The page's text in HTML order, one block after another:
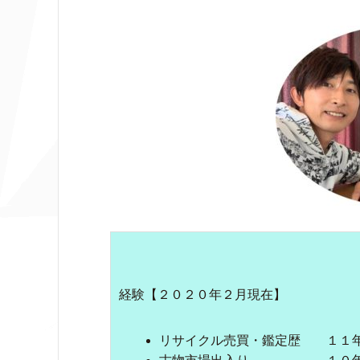
経験【２０２０年２月現在】
リサイクル売買・鑑定歴 １１